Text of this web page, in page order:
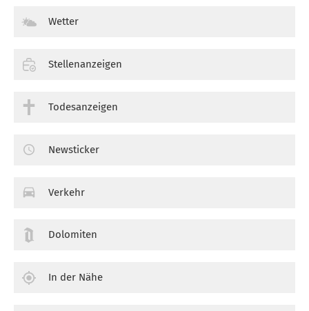
Wetter
Stellenanzeigen
Todesanzeigen
Newsticker
Verkehr
Dolomiten
In der Nähe